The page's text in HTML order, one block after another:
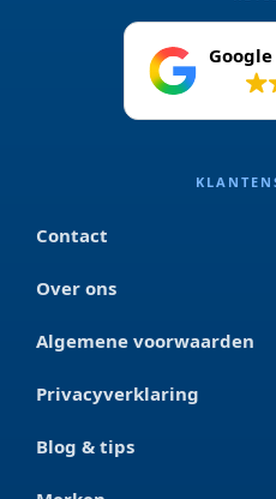
Contact
Over ons
Algemene voorwaarden
Privacyverklaring
Blog & tips